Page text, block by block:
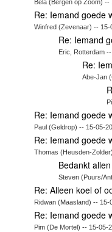
Bela (Bergen op Zoom) --
Re: Iemand goede
Winfred (Zevenaar) -- 15-
Re: Iemand
Eric, Rotterdam
Re:
Abe-Jan
Re: Iemand goede
Paul (Geldrop) -- 15-05-
Re: Iemand goede
Thomas (Heusden-
Bedankt
Steven (Puurs/
Re: Alleen koel of
Ridwan (Maasland) -- 15-
Re: Iemand goede
Pim (De Mortel) -- 15-05-